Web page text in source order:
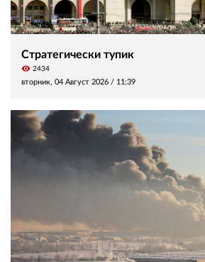
Стратегически тупик
visibility 2434
вторник, 04 Август 2026 / 11:39